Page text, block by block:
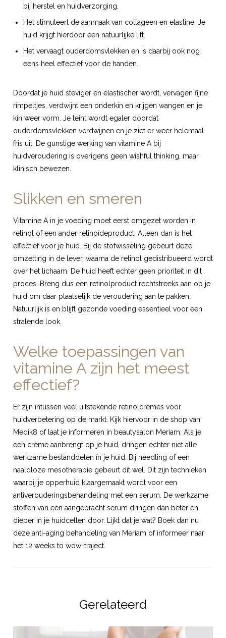
bij herstel en huidverzorging.
Het stimuleert de aanmaak van collageen en elastine. Je
huid krijgt hierdoor een natuurlijke lift.
Het vervaagt ouderdomsvlekken en is daarbij ook nog
eens heel effectief voor de handen.
Doordat je huid steviger en elastischer wordt, vervagen fijne
rimpeltjes, verdwijnt een onderkin en krijgen wangen en je
kin weer vorm. Je teint wordt egaler doordat
ouderdomsvlekken verdwijnen en je ziet er weer helemaal
fris uit. De gunstige werking van vitamine A bij
huidveroudering is overigens geen wishful thinking, maar
klinisch bewezen.
Slikken en smeren
Vitamine A in je voeding moet eerst omgezet worden in
retinol of een ander retinoïdeproduct. Alleen dan is het
effectief voor je huid. Bij de stofwisseling gebeurt deze
omzetting in de lever, waarna de retinol gedistribueerd wordt
over het lichaam. De huid heeft echter geen prioriteit in dit
proces. Breng dus een retinolproduct rechtstreeks aan op je
huid om daar plaatselijk de veroudering aan te pakken.
Natuurlijk is en blijft gezonde voeding essentieel voor een
stralende look.
Welke toepassingen van
vitamine A zijn het meest
effectief?
Er zijn intussen veel uitstekende retinolcrèmes voor
huidverbetering op de markt. Kijk hiervoor in de shop van
Medik8 of laat je informeren in beautysalon Meriam. Als je
een crème aanbrengt op je huid, dringen echter niet alle
werkzame bestanddelen ín je huid. Bij needling of een
naaldloze mesotherapie gebeurt dit wel. Dit zijn technieken
waarbij je opperhuid klaargemaakt wordt voor een
antiverouderingsbehandeling met een serum. De werkzame
stoffen van een aangebracht serum dringen dan beter en
dieper in je huidcellen door. Lijkt dat je wat? Boek dan nu
deze anti-aging behandeling van Meriam of informeer naar
het 12 weeks to wow-traject.
Gerelateerd